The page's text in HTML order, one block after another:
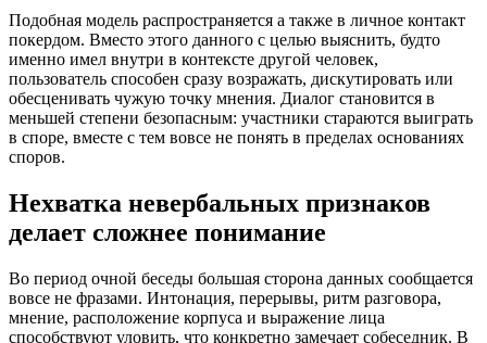
Подобная модель распространяется а также в личное контакт
покердом. Вместо этого данного с целью выяснить, будто
именно имел внутри в контексте другой человек,
пользователь способен сразу возражать, дискутировать или
обесценивать чужую точку мнения. Диалог становится в
меньшей степени безопасным: участники стараются выиграть
в споре, вместе с тем вовсе не понять в пределах основаниях
споров.
Нехватка невербальных признаков
делает сложнее понимание
Во период очной беседы большая сторона данных сообщается
вовсе не фразами. Интонация, перерывы, ритм разговора,
мнение, расположение корпуса и выражение лица
способствуют уловить, что конкретно замечает собеседник. В